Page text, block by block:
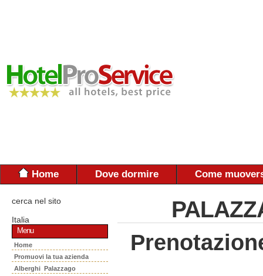
Home Dove dormire Come
cerca nel sito
Italia
Menu
Home
Promuovi la tua azienda
Alberghi Palazzago